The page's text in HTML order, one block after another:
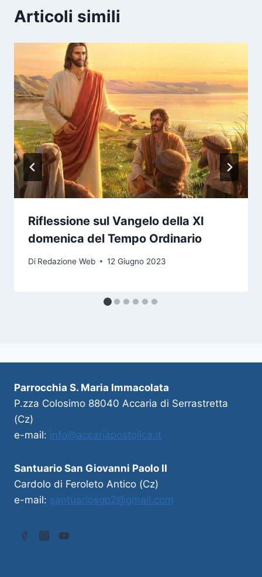
Articoli simili
Riflessione sul Vangelo della XI
domenica del Tempo Ordinario
Di Redazione Web 12 Giugno 2023
Parrocchia S. Maria Immacolata
P.zza Colosimo 88040 Accaria di Serrastretta
(Cz)
e-mail: info@accariapostolica.it
Santuario San Giovanni Paolo II
Cardolo di Feroleto Antico (Cz)
e-mail: santuariosgp2@gmail.com